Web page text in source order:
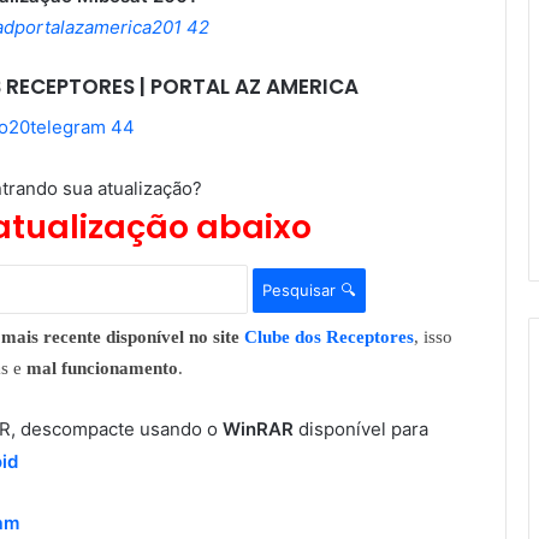
| PORTAL AZ AMERICA
sua atualização?
abaixo
Pesquisar 🔍
recente disponível no site Clube dos Receptores, isso
e mal funcionamento.
descompacte usando o WinRAR disponível para